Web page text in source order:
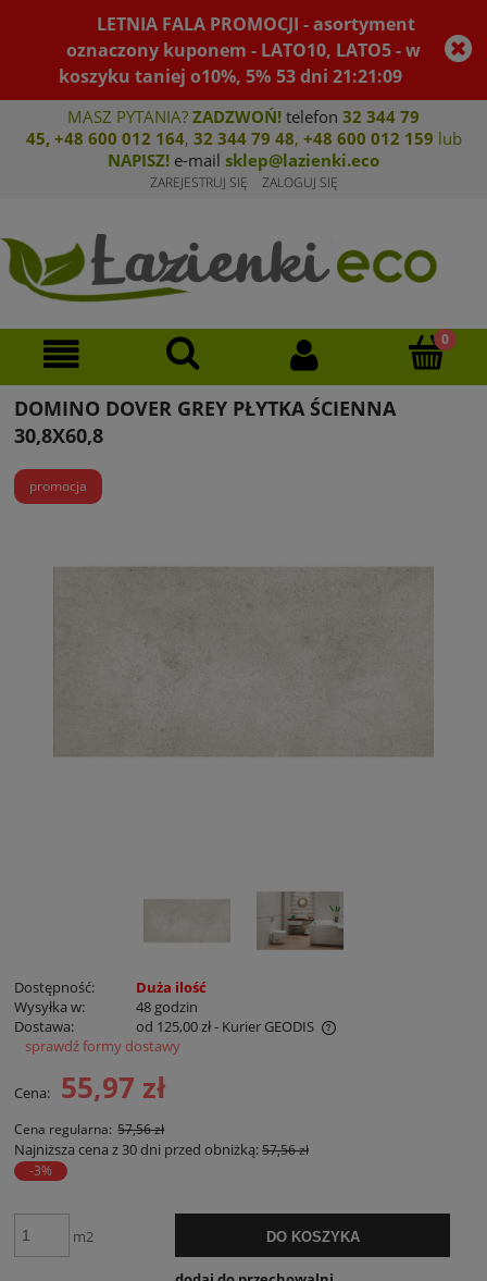
LETNIA FALA PROMOCJI - asortyment
oznaczony kuponem - LATO10, LATO5 - w
koszyku taniej o10%, 5% 53dni21:21:09
MASZ PYTANIA? ZADZWOŃ! telefon 32 344 79
45, +48 600 012 164, 32 344 79 48, +48 600 012 159 lub
NAPISZ! e-mail sklep@lazienki.eco
ZAREJESTRUJ SIĘ ZALOGUJ SIĘ
DOMINO DOVER GREY PŁYTKA ŚCIENNA
30,8X60,8
promocja
Dostępność:
Duża ilość
Wysyłka w:
48 godzin
Dostawa:
od 125,00 zł- Kurier GEODIS
Cena nie zawiera ewentualnych kosztów płatności
sprawdź formy dostawy
Cena: 55,97 zł
Cena regularna: 57,56 zł
Najniższa cena z 30 dni przed obniżką:57,56 zł
-3%
m2 DO KOSZYKA